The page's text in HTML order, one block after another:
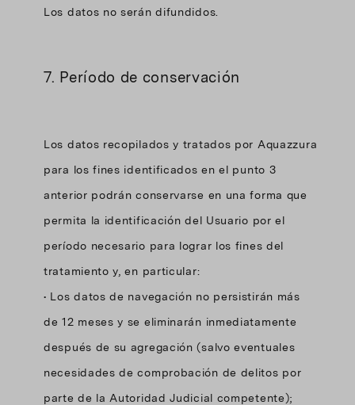
Los datos no serán difundidos.
7. Período de conservación
Los datos recopilados y tratados por Aquazzura
para los fines identificados en el punto 3
anterior podrán conservarse en una forma que
permita la identificación del Usuario por el
período necesario para lograr los fines del
tratamiento y, en particular:
• Los datos de navegación no persistirán más
de 12 meses y se eliminarán inmediatamente
después de su agregación (salvo eventuales
necesidades de comprobación de delitos por
parte de la Autoridad Judicial competente);